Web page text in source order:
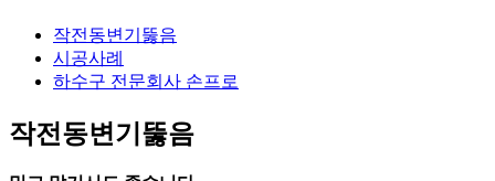
작전동변기뚫음
시공사례
하수구 전문회사 손프로
작전동변기뚫음